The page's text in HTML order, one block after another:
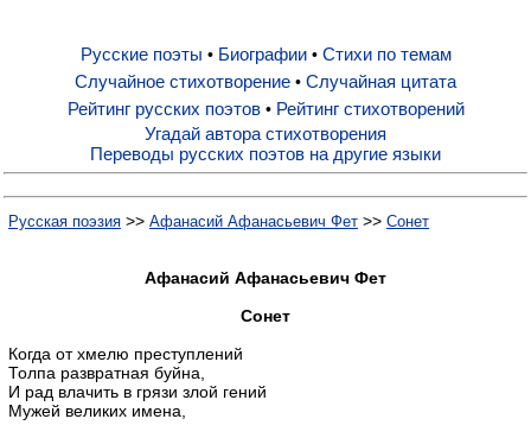
Русские поэты
Биографии
Стихи по темам
Случайное стихотворение
Случайная цитата
Рейтинг русских поэтов
Русские поэты • Биографии• Стихи по темам
Случайное стихотворение • Случайная цитата
Рейтинг русских поэтов• Рейтинг стихотворений
Угадай автора стихотворения
Переводы русских поэтов на другие языки
Русская поэзия >> Афанасий Афанасьевич Фет >> Сонет
Афанасий Афанасьевич Фет
Сонет
Когда от хмелю преступлений
Толпа развратная буйна,
И рад влачить в грязи злой гений
Мужей великих имена,